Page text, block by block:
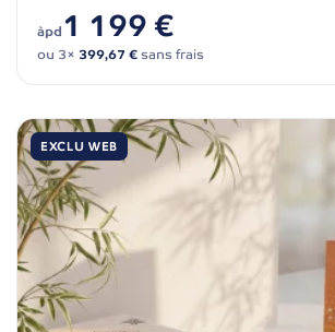
àpd 1 199 €
ou 3× 399,67 €sans frais
EXCLU WEB